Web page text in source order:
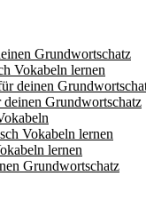
Grundwortschatz
Vokabeln lernen
deinen
Grundwortschatz
Vokabeln lernen
lernen
Grundwortschatz